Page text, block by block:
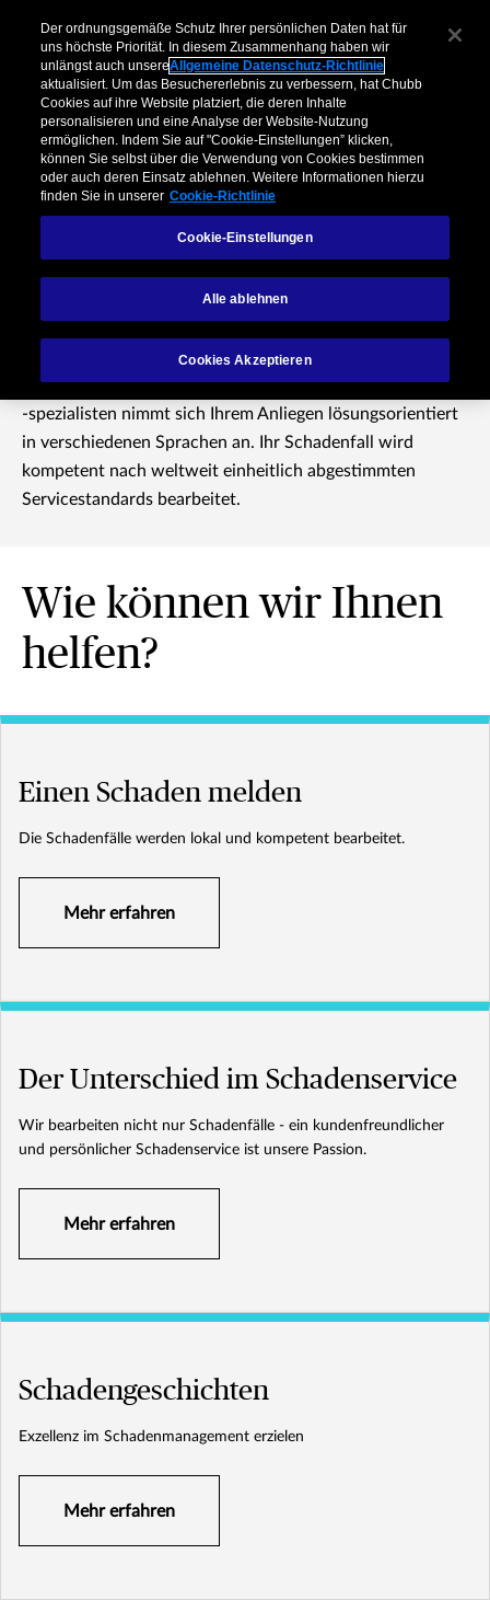
Schadenservice
Schweiz
Chubbs erfahrenes Team von Schadenspezialistinnen und
-spezialisten nimmt sich Ihrem Anliegen lösungsorientiert
in verschiedenen Sprachen an. Ihr Schadenfall wird
kompetent nach weltweit einheitlich abgestimmten
Servicestandards bearbeitet.
Wie können wir Ihnen
helfen?
Einen Schaden melden
Die Schadenfälle werden lokal und kompetent bearbeitet.
Mehr erfahren
Der Unterschied im Schadenservice
Wir bearbeiten nicht nur Schadenfälle - ein kundenfreundlicher
und persönlicher Schadenservice ist unsere Passion.
Mehr erfahren
Schadengeschichten
Exzellenz im Schadenmanagement erzielen
Mehr erfahren
Der ordnungsgemäße Schutz Ihrer persönlichen Daten hat für
uns höchste Priorität. In diesem Zusammenhang haben wir
unlängst auch unsereAllgemeine Datenschutz-Richtlinie
aktualisiert. Um das Besuchererlebnis zu verbessern, hat Chubb
Cookies auf ihre Website platziert, die deren Inhalte
personalisieren und eine Analyse der Website-Nutzung
ermöglichen. Indem Sie auf "Cookie-Einstellungen” klicken,
können Sie selbst über die Verwendung von Cookies bestimmen
oder auch deren Einsatz ablehnen. Weitere Informationen hierzu
finden Sie in unserer Cookie-Richtlinie
Cookie-Einstellungen
Alle ablehnen
Cookies Akzeptieren